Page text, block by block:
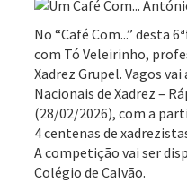
No “Café Com...” desta
com Tó Veleirinho,
Xadrez Grupel. Vagos
Nacionais de Xadrez –
(28/02/2026), com a
4 centenas de
A competição vai ser
Colégio de Calvão.